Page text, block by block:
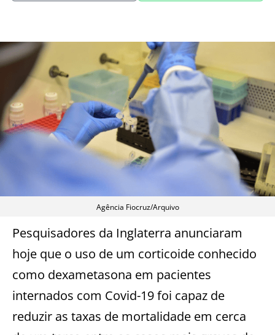
Agência Fiocruz/Arquivo
Pesquisadores da Inglaterra anunciaram
hoje que o uso de um corticoide conhecido
como dexametasona em pacientes
internados com Covid-19 foi capaz de
reduzir as taxas de mortalidade em cerca